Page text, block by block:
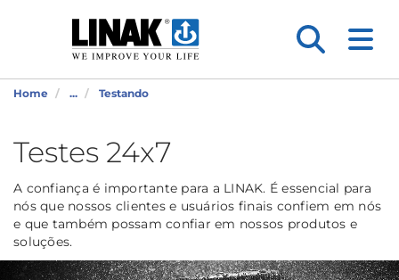
Home ... Testando
Testes 24x7
A confiança é importante para a LINAK. É essencial para
nós que nossos clientes e usuários finais confiem em nós
e que também possam confiar em nossos produtos e
soluções.